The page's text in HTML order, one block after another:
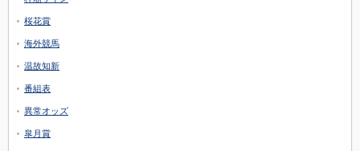
桜花賞
海外競馬
温故知新
番組表
異常オッズ
皐月賞